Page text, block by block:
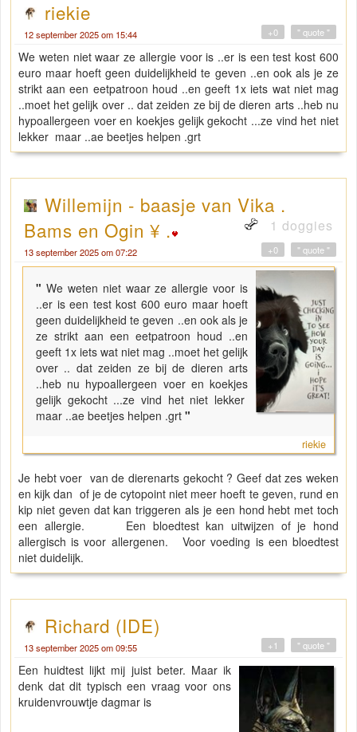
riekie
12 september 2025 om 15:44 " quote "
+0
We weten niet waar ze allergie voor is ..er is een test kost 600
euro maar hoeft geen duidelijkheid te geven ..en ook als je ze
strikt aan een eetpatroon houd ..en geeft 1x iets wat niet mag
..moet het gelijk over .. dat zeiden ze bij de dieren arts ..heb nu
hypoallergeen voer en koekjes gelijk gekocht ...ze vind het niet
lekker maar ..ae beetjes helpen .grt
Willemijn - baasje van Vika .
Bams en Ogin ¥ .
1 doggies
13 september 2025 om 07:22 " quote "
+0
" We weten niet waar ze allergie voor is
..er is een test kost 600 euro maar hoeft
geen duidelijkheid te geven ..en ook als je
ze strikt aan een eetpatroon houd ..en
geeft 1x iets wat niet mag ..moet het gelijk
over .. dat zeiden ze bij de dieren arts
..heb nu hypoallergeen voer en koekjes
gelijk gekocht ...ze vind het niet lekker
maar ..ae beetjes helpen .grt "
riekie
Je hebt voer van de dierenarts gekocht ? Geef dat zes weken
en kijk dan of je de cytopoint niet meer hoeft te geven, rund en
kip niet geven dat kan triggeren als je een hond hebt met toch
een allergie. Een bloedtest kan uitwijzen of je hond
allergisch is voor allergenen. Voor voeding is een bloedtest
niet duidelijk.
Richard (IDE)
13 september 2025 om 09:55 " quote "
+1
Een huidtest lijkt mij juist beter. Maar ik
denk dat dit typisch een vraag voor ons
kruidenvrouwtje dagmar is